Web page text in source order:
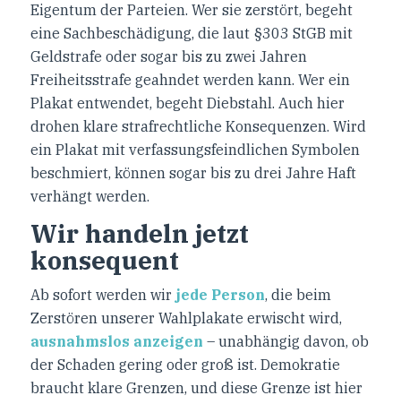
Eigentum der Parteien. Wer sie zerstört, begeht
eine Sachbeschädigung, die laut §303 StGB mit
Geldstrafe oder sogar bis zu zwei Jahren
Freiheitsstrafe geahndet werden kann. Wer ein
Plakat entwendet, begeht Diebstahl. Auch hier
drohen klare strafrechtliche Konsequenzen. Wird
ein Plakat mit verfassungsfeindlichen Symbolen
beschmiert, können sogar bis zu drei Jahre Haft
verhängt werden.
Wir handeln jetzt
konsequent
Ab sofort werden wir jede Person, die beim
Zerstören unserer Wahlplakate erwischt wird,
ausnahmslos anzeigen – unabhängig davon, ob
der Schaden gering oder groß ist. Demokratie
braucht klare Grenzen, und diese Grenze ist hier